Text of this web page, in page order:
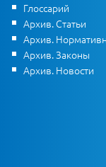
Глоссарий
Архив. Статьи
Архив.
Архив. Законы
Архив. Новости